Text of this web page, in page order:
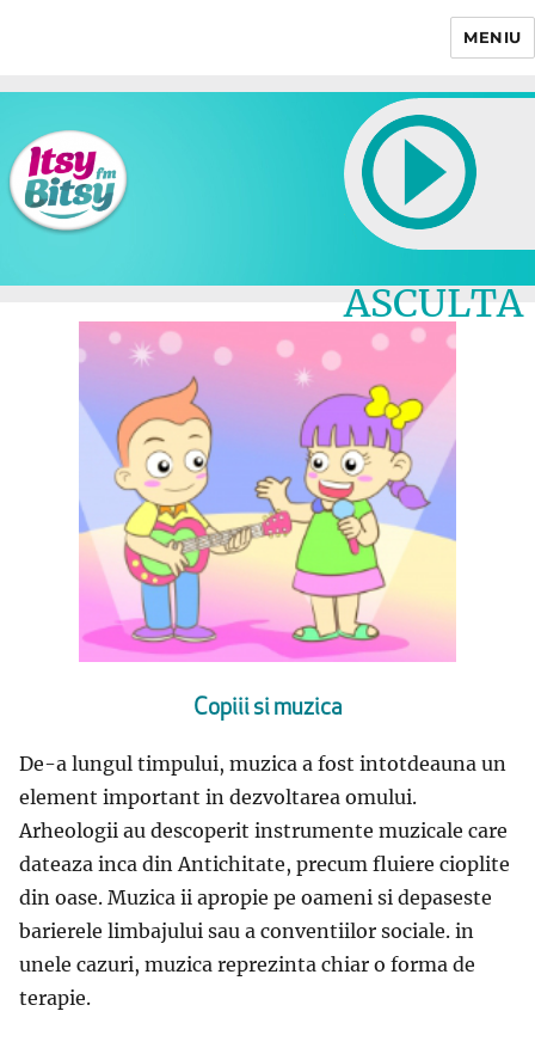
MENIU
ASCULTA
LIVE
Copiii si muzica
De-a lungul timpului, muzica a fost intotdeauna un
element important in dezvoltarea omului.
Arheologii au descoperit instrumente muzicale care
dateaza inca din Antichitate, precum fluiere cioplite
din oase. Muzica ii apropie pe oameni si depaseste
barierele limbajului sau a conventiilor sociale. in
unele cazuri, muzica reprezinta chiar o forma de
terapie.